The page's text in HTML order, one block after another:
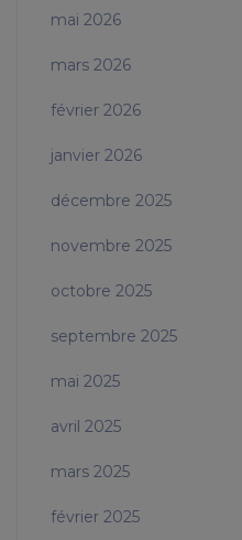
mai 2026
mars 2026
février 2026
janvier 2026
décembre 2025
novembre 2025
octobre 2025
septembre 2025
mai 2025
avril 2025
mars 2025
février 2025